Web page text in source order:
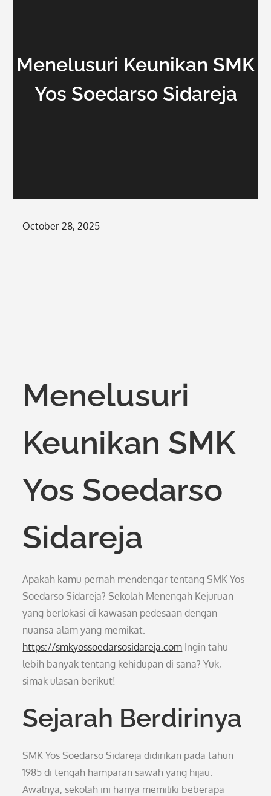
Menelusuri Keunikan SMK
Yos Soedarso Sidareja
Posted
October 28, 2025
Menelusuri
Keunikan SMK
Yos Soedarso
Sidareja
Apakah kamu pernah mendengar tentang SMK Yos
Soedarso Sidareja? Sekolah Menengah Kejuruan
yang berlokasi di kawasan pedesaan dengan
nuansa alam yang memikat.
https://smkyossoedarsosidareja.com Ingin tahu
lebih banyak tentang kehidupan di sana? Yuk,
simak ulasan berikut!
Sejarah Berdirinya
SMK Yos Soedarso Sidareja didirikan pada tahun
1985 di tengah hamparan sawah yang hijau.
Awalnya, sekolah ini hanya memiliki beberapa